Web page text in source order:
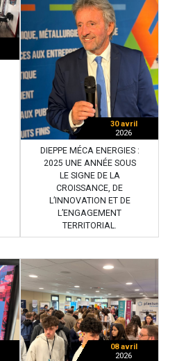
30 avril
2026
DIEPPE MÉCA ENERGIES :
2025 UNE ANNÉE SOUS
LE SIGNE DE LA
CROISSANCE, DE
L’INNOVATION ET DE
L’ENGAGEMENT
TERRITORIAL.
08 avril
2026